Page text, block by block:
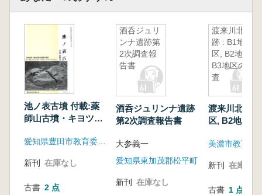
池ノ表古墳 付載:薬
師山古墳・キヨツカ2
新刊 在庫なし
古書 2 点
酒呑ジュリ
ンナ遺跡第
2次調査報
告書
酒呑ジュリンナ遺跡
第2次調査報告書
大参義一
愛知県東加茂郡松平町
新刊 在庫なし
渡来川北遺
跡 : B1地
区, B2地区,
B3地区の調
査
渡来川北遺
区, B2地区,
美濃市教育委
新刊 在庫なし
古書 1 点